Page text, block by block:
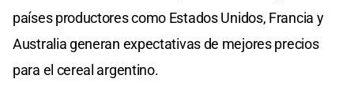
países productores como Estados Unidos, Francia y
Australia generan expectativas de mejores precios
para el cereal argentino.